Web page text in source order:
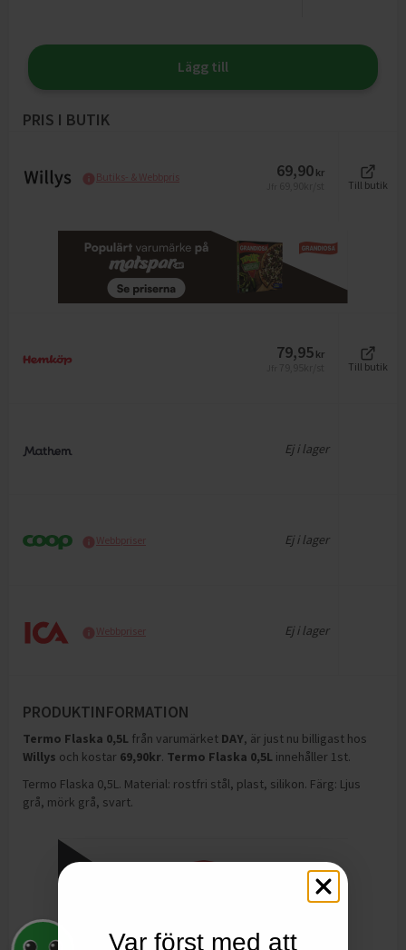
Lägg till
PRIS I BUTIK
Butiks- & Webbpris 69,90 kr
Till butik
79,95 kr
Till butik
Ej i lager
Webbpriser Ej i lager
Webbpriser Ej i lager
PRODUKTINFORMATION
Termo Flaska 0,5L från varumärket DAY, är just nu billigast hos
Willys och kostar 69,90kr. Termo Flaska 0,5L innehåller 1st.
Termo Flaska 0,5L. Material: rostfri stål, plast, silikon. Färg: Ljus
grå, mörk grå, svart.
Var först med att